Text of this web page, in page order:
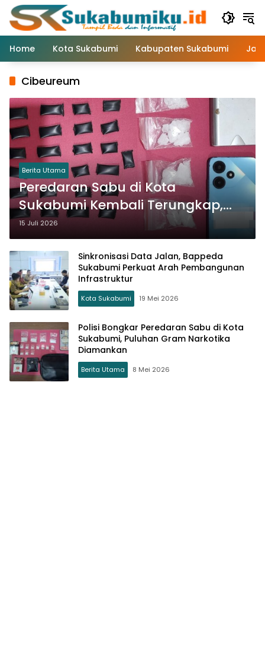
Langsung
konten
Home
Kota Sukabumi Kabupaten Sukabumi
Cibeureum
Berita Utama
Peredaran Sabu di Kota
Sukabumi Kembali Terungkap,
Polisi Sita 48 Gram Barang Bukti
15 Juli 2026
Sinkronisasi Data Jalan, Bappeda
Sukabumi Perkuat Arah Pembangunan
Infrastruktur
Kota Sukabumi 19 Mei 2026
Polisi Bongkar Peredaran Sabu di Kota
Sukabumi, Puluhan Gram Narkotika
Diamankan
Berita Utama 8 Mei 2026